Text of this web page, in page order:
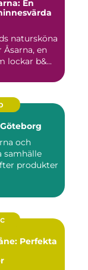
En
natursköna
en
lockar b&...
och
samhälle
produkter
Perfekta